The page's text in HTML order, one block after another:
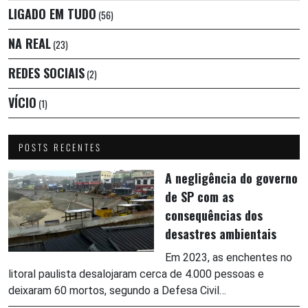
LIGADO EM TUDO (56)
NA REAL(23)
REDES SOCIAIS(2)
VÍCIO (1)
POSTS RECENTES
A negligência do governo
de SP com as
consequências dos
desastres ambientais
Em 2023, as enchentes no
litoral paulista desalojaram cerca de 4.000 pessoas e
deixaram 60 mortos, segundo a Defesa Civil…